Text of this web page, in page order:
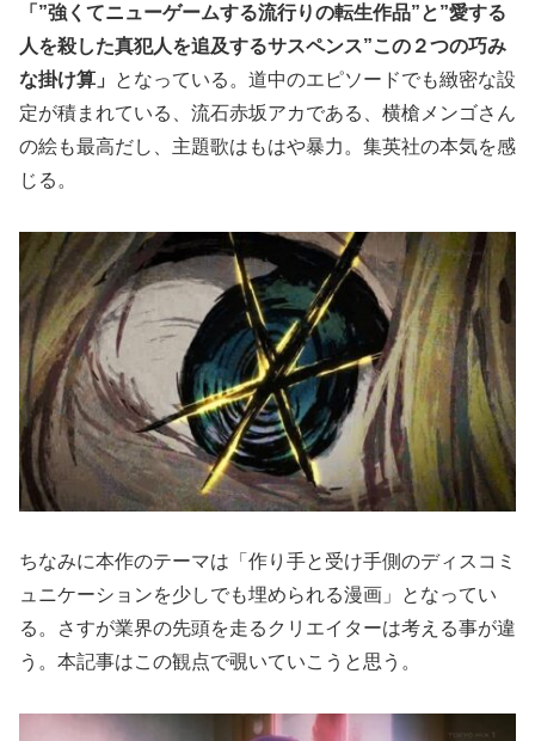
「”強くてニューゲームする流行りの転生作品”と”愛する
人を殺した真犯人を追及するサスペンス”この２つの巧み
な掛け算」
となっている。道中のエピソードでも緻密な設
定が積まれている、流石赤坂アカである、横槍メンゴさん
の絵も最高だし、主題歌はもはや暴力。集英社の本気を感
じる。
ちなみに本作のテーマは「作り手と受け手側のディスコミ
ュニケーションを少しでも埋められる漫画」となってい
る。さすが業界の先頭を走るクリエイターは考える事が違
う。本記事はこの観点で覗いていこうと思う。